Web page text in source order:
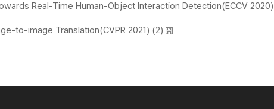
Real-Time Human-Object Interaction Detection(ECCV 2020)
to-image Translation(CVPR 2021) (2)